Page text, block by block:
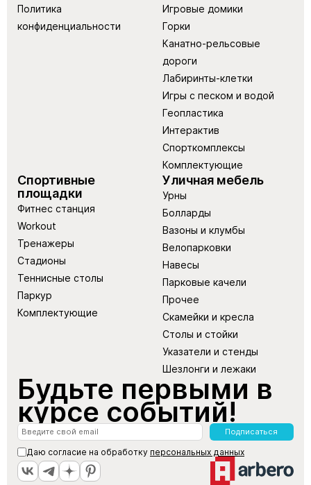
Политика
конфиденциальности
Игровые домики
Горки
Канатно-рельсовые
дороги
Лабиринты-клетки
Игры с песком и водой
Геопластика
Интерактив
Спорткомплексы
Комплектующие
Спортивные
площадки
Фитнес станция
Workout
Тренажеры
Стадионы
Теннисные столы
Паркур
Комплектующие
Уличная мебель
Урны
Болларды
Вазоны и клумбы
Велопарковки
Навесы
Парковые качели
Прочее
Скамейки и кресла
Столы и стойки
Указатели и стенды
Шезлонги и лежаки
Будьте первыми в
курсе событий!
Подписаться
Даю согласие на обработку персональных данных